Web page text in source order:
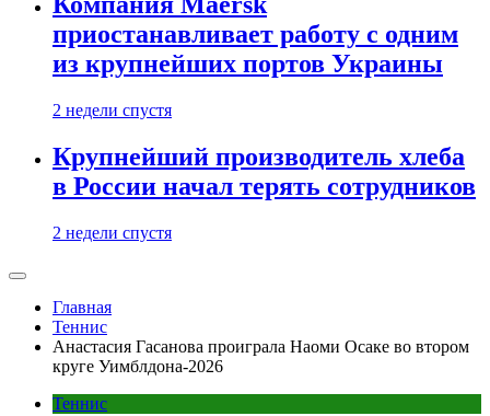
приостанавливает работу с одним
из крупнейших портов Украины
2 недели спустя
Крупнейший производитель хлеба
в России начал терять сотрудников
2 недели спустя
Главная
Теннис
Анастасия Гасанова проиграла Наоми Осаке во втором
круге Уимблдона-2026
Теннис